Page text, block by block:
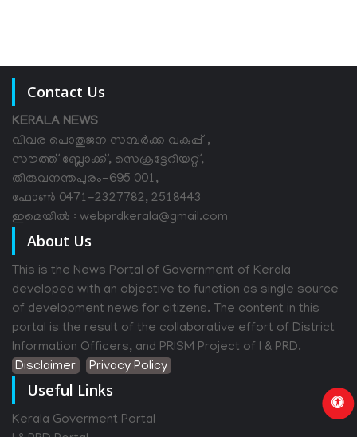
Contact Us
KERALA NEWS
വിവര പൊതുജന സമ്പര്‍ക്ക വകുപ്പ് ,
സൗത്ത് ബ്ലോക്ക്, സെക്രട്ടേറിയറ്റ്,
തിരുവനന്തപുരം-695 001,
ഫോൺ 0471-2327782, 2518443
ഇമെയിൽ : webprdkerala@gmail.com
About Us
This is the News Portal of Government of Kerala
developed with an objective to function as single source
of development news for citizens. The content in this
portal is the result of the collaborative effort of District
Information Officers, and PRISM Project of I & PRD.
Disclaimer
Privacy Policy
Useful Links
Kerala Goverment Portal